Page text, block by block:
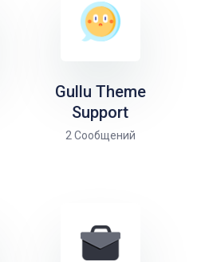
Gullu Theme
Support
2 Сообщений